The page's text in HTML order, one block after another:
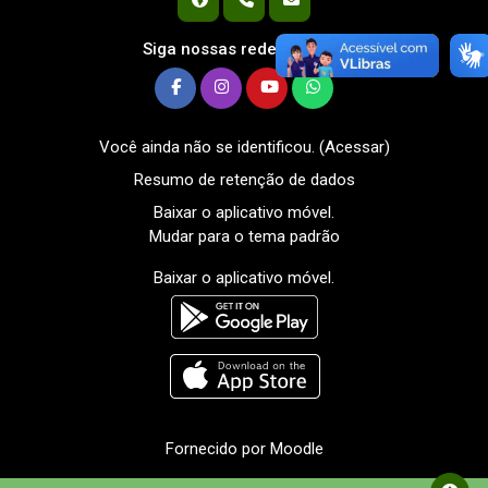
Siga nossas redes sociais
Você ainda não se identificou. (Acessar)
Resumo de retenção de dados
Baixar o aplicativo móvel.
Mudar para o tema padrão
Baixar o aplicativo móvel.
Fornecido por Moodle